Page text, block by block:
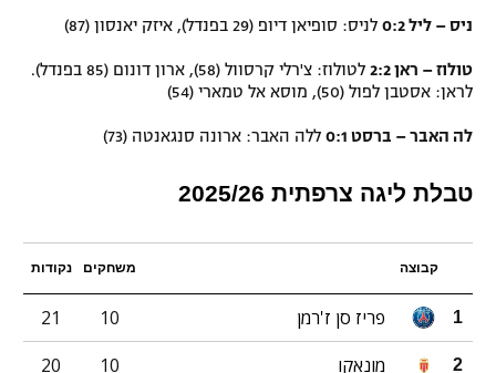
ניס – ליל 0:2 לניס: סופיאן דיופ (29 בפנדל), איזק יאנסון (87)
טולוז – ראן 2:2
לטולוז: צ'רלי קרסוול (58), ארון דונום (85 בפנדל).
לראן: אסטבן לפול (50), מוסא אל טמארי (54)
לה האבר – ברסט 0:1 ללה האבר: ארונה סנגאנטה (73)
טבלת ליגה צרפתית 2025/26
קבוצה משחקים נקודות
1 פריז סן ז'רמן 10
21
2 מונאקו 10
20